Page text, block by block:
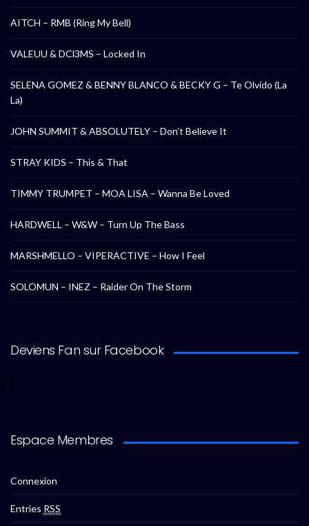
AITCH – RMB (Ring My Bell)
VALEUU & DCl3MS – Locked In
SELENA GOMEZ & BENNY BLANCO & BECKY G – Te Olvido (La
La)
JOHN SUMMIT & ABSOLUTELY – Don’t Believe It
STRAY KIDS – This & That
TIMMY TRUMPET – MOA LISA – Wanna Be Loved
HARDWELL – W&W – Turn Up The Bass
MARSHMELLO – VIPERACTIVE – How I Feel
SOLOMUN – INEZ – Raider On The Storm
Deviens Fan sur Facebook
Espace Membres
Connexion
Entries RSS